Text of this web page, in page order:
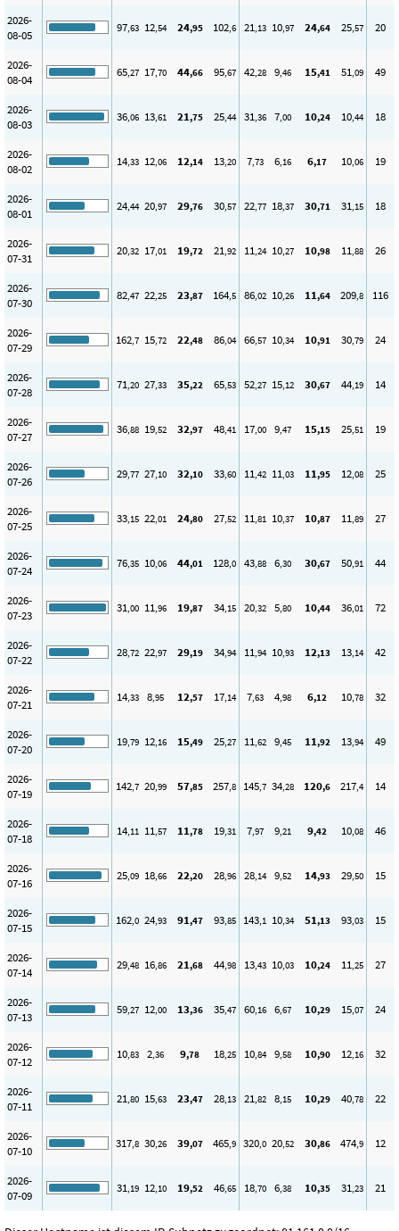
2026-
08-05
97,63 12,54 24,95 102,6 21,13 10,97 24,64 25,57 20
2026-
08-04
65,27 17,70 44,66 95,67 42,28 9,46 15,41 51,09 49
2026-
08-03
36,06 13,61 21,75 25,44 31,36 7,00 10,24 10,44 18
2026-
08-02
14,33 12,06 12,14 13,20 7,73 6,16 6,17 10,06 19
2026-
08-01
24,44 20,97 29,76 30,57 22,77 18,37 30,71 31,15 18
2026-
07-31
20,32 17,01 19,72 21,92 11,24 10,27 10,98 11,88 26
2026-
07-30
82,47 22,25 23,87 164,5 86,02 10,26 11,64 209,8 116
2026-
07-29
162,7 15,72 22,48 86,04 66,57 10,34 10,91 30,79 24
2026-
07-28
71,20 27,33 35,22 65,53 52,27 15,12 30,67 44,19 14
2026-
07-27
36,88 19,52 32,97 48,41 17,00 9,47 15,15 25,51 19
2026-
07-26
29,77 27,10 32,10 33,60 11,42 11,03 11,95 12,08 25
2026-
07-25
33,15 22,01 24,80 27,52 11,81 10,37 10,87 11,89 27
2026-
07-24
76,35 10,06 44,01 128,0 43,88 6,30 30,67 50,91 44
2026-
07-23
31,00 11,96 19,87 34,15 20,32 5,80 10,44 36,01 72
2026-
07-22
28,72 22,97 29,19 34,94 11,94 10,93 12,13 13,14 42
2026-
07-21
14,33 8,95 12,57 17,14 7,63 4,98 6,12 10,78 32
2026-
07-20
19,79 12,16 15,49 25,27 11,62 9,45 11,92 13,94 49
2026-
07-19
142,7 20,99 57,85 257,8 145,7 34,28 120,6 217,4 14
2026-
07-18
14,11 11,57 11,78 19,31 7,97 9,21 9,42 10,08 46
2026-
07-16
25,09 18,66 22,20 28,96 28,14 9,52 14,93 29,50 15
2026-
07-15
162,0 24,93 91,47 93,85 143,1 10,34 51,13 93,03 15
2026-
07-14
29,48 16,86 21,68 44,98 13,43 10,03 10,24 11,25 27
2026-
07-13
59,27 12,00 13,36 35,47 60,16 6,67 10,29 15,07 24
2026-
07-12
10,83 2,36 9,78 18,25 10,84 9,58 10,90 12,16 32
2026-
07-11
21,80 15,63 23,47 28,13 21,82 8,15 10,29 40,78 22
2026-
07-10
317,8 30,26 39,07 465,9 320,0 20,52 30,86 474,9 12
2026-
07-09
31,19 12,10 19,52 46,65 18,70 6,38 10,35 31,23 21